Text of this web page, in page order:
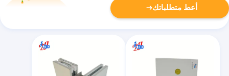
أعط متطلباتك